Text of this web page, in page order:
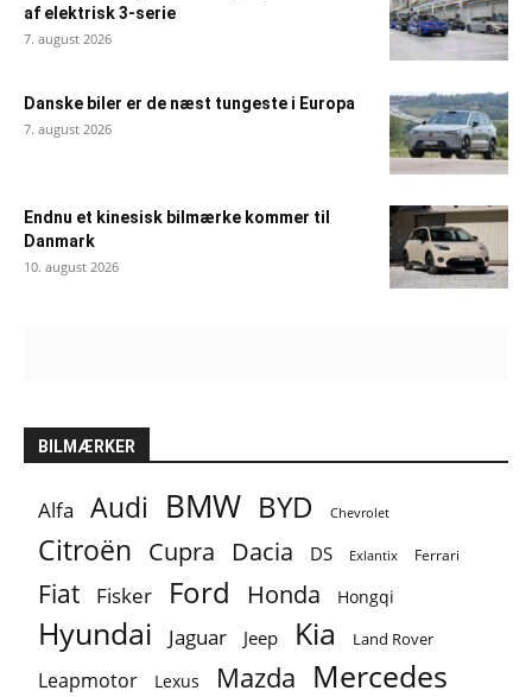
af elektrisk 3-serie
7. august 2026
Danske biler er de næst tungeste i Europa
7. august 2026
Endnu et kinesisk bilmærke kommer til
Danmark
10. august 2026
BILMÆRKER
Alfa Audi BMW BYD Chevrolet
Citroën Cupra Dacia DS Exlantix Ferrari
Fiat Fisker Ford Honda Hongqi
Hyundai Jaguar Jeep Kia Land Rover
Leapmotor Lexus Mazda Mercedes